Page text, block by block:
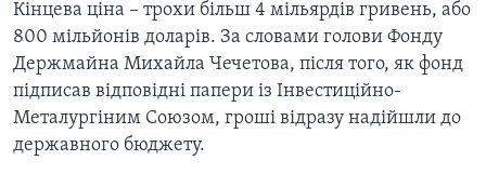
НАУКА
ЗДОРОВ'Я
КУЛЬТУРА
СУСПІЛЬСТВО
ІНТЕРВ'Ю
БОРОТЬБА З ДЕЗІНФОРМАЦІЄЮ
ВІДЕО
ТЕЛЕПРОГРАМИ
Кінцева ціна – трохи більш 4 мільярдів гривень, або
800 мільйонів доларів. За словами голови Фонду
Держмайна Михайла Чечетова, після того, як фонд
підписав відповідні папери із Інвестиційно-
Металургіним Союзом, гроші відразу надійшли до
державного бюджету.